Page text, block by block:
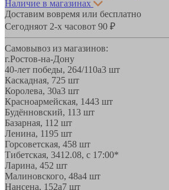
Наличие в магазинах
Доставим вовремя или бесплатно
Сегодняот 2-х часовот 90 ₽
Самовывоз из магазинов:
г.Ростов-на-Дону
40-лет победы, 264/110а3 шт
Каскадная, 725 шт
Королева, 30а3 шт
Красноармейская, 1443 шт
Будённовский, 113 шт
Базарная, 11 2 шт
Ленина, 1195 шт
Горсоветская, 458 шт
Тибетская, 3412.08, с 17:00*
Ларина, 452 шт
Малиновского, 48а4 шт
Нансена, 152а7 шт